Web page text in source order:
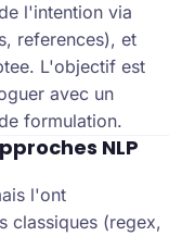
l'intention via
references), et
L'objectif est
avec un
formulation.
NLP
l'ont
classiques (regex,